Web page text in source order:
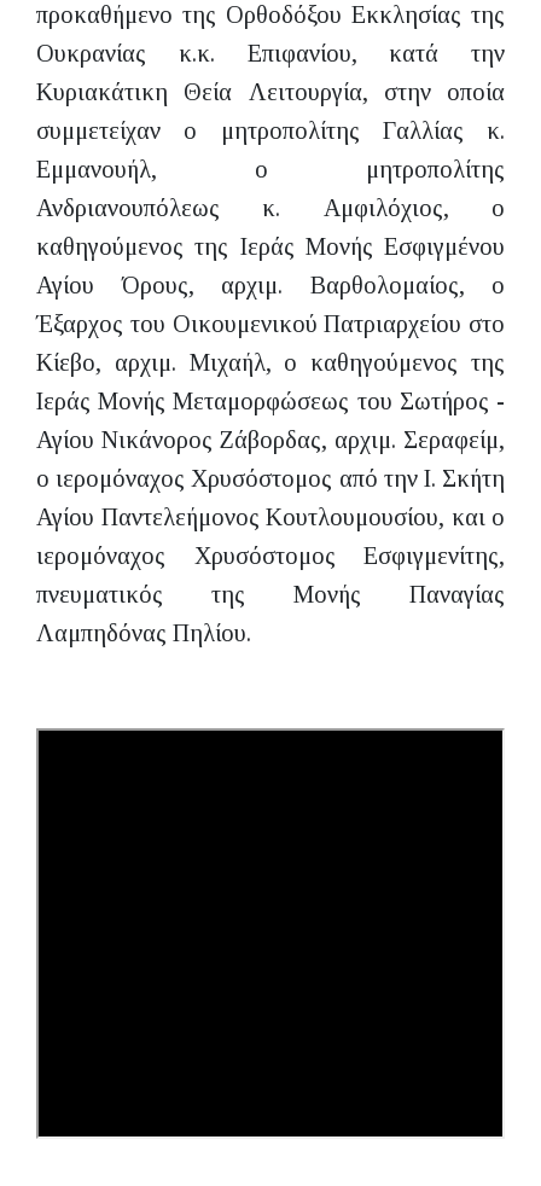
προκαθήμενο της Ορθοδόξου Εκκλησίας της
Ουκρανίας κ.κ. Επιφανίου, κατά την
Κυριακάτικη Θεία Λειτουργία, στην οποία
συμμετείχαν ο μητροπολίτης Γαλλίας κ.
Εμμανουήλ, ο μητροπολίτης
Ανδριανουπόλεως κ. Αμφιλόχιος, ο
καθηγούμενος της Ιεράς Μονής Εσφιγμένου
Αγίου Όρους, αρχιμ. Βαρθολομαίος, ο
Έξαρχος του Οικουμενικού Πατριαρχείου στο
Κίεβο, αρχιμ. Μιχαήλ, ο καθηγούμενος της
Ιεράς Μονής Μεταμορφώσεως του Σωτήρος -
Αγίου Νικάνορος Ζάβορδας, αρχιμ. Σεραφείμ,
ο ιερομόναχος Χρυσόστομος από την Ι. Σκήτη
Αγίου Παντελεήμονος Κουτλουμουσίου, και ο
ιερομόναχος Χρυσόστομος Εσφιγμενίτης,
πνευματικός της Μονής Παναγίας
Λαμπηδόνας Πηλίου.